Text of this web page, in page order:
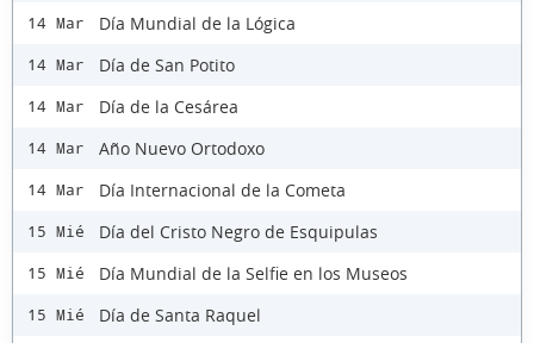
14 Mar Día Mundial de la Lógica
14 Mar Día de San Potito
14 Mar Día de la Cesárea
14 Mar Año Nuevo Ortodoxo
14 Mar Día Internacional de la Cometa
15 Mié Día del Cristo Negro de Esquipulas
15 Mié Día Mundial de la Selfie en los Museos
15 Mié Día de Santa Raquel